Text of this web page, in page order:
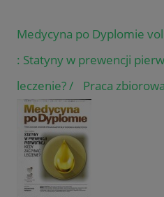
Medycyna po Dyplomie
: Statyny w prewencji
leczenie? / Praca